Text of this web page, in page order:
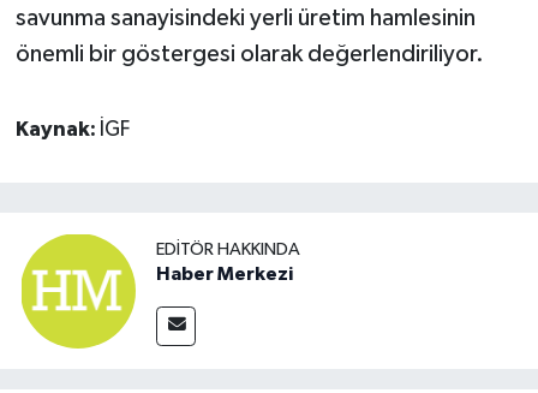
savunma sanayisindeki yerli üretim hamlesinin
önemli bir göstergesi olarak değerlendiriliyor.
Kaynak: İGF
EDITÖR HAKKINDA
Haber Merkezi